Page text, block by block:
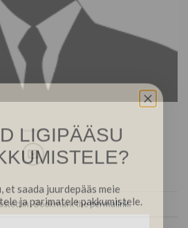
in . Bookmark thepermalink.
LIGIPÄÄSU
ja parimatele pakkumistele.